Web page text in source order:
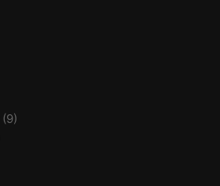
(9)